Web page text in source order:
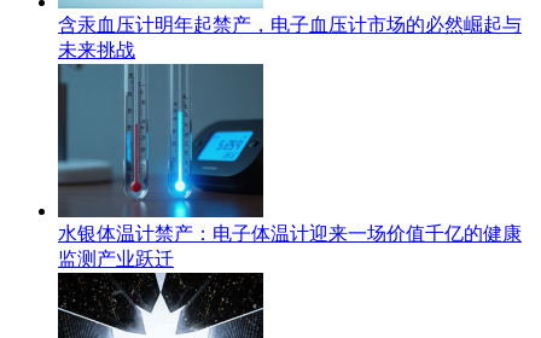
含汞血压计明年起禁产，电子血压计市场的必然崛起与
未来挑战
水银体温计禁产：电子体温计迎来一场价值千亿的健康
监测产业跃迁